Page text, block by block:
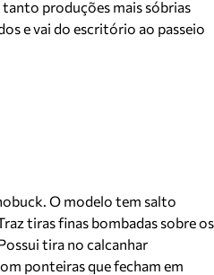
produções mais sóbrias
e vai do escritório ao passeio
O modelo tem salto
tiras finas bombadas sobre os
tira no calcanhar
ponteiras que fecham em